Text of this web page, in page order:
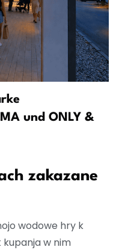
und ONLY &
zakazane
wodowe hry k
kupanja w nim